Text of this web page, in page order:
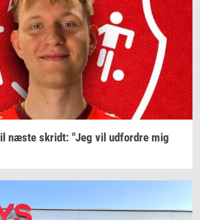
næste skridt: "Jeg vil ud­for­dre mig